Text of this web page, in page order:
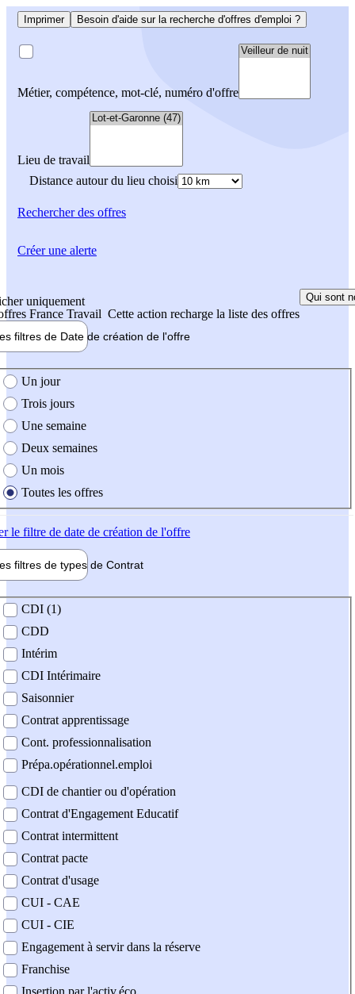
Imprimer Besoin d'aide sur la recherche d'offres d'emploi ?
Métier, compétence, mot-clé, numéro d'offre
Lieu de travail
Distance autour du lieu choisi
Rechercherdes offres
uniquement
France Travail Cette action recharge la liste des offres
Qui sont
filtres de Date de création de l'offre
création de l'offre
Un jour
Trois jours
Une semaine
Deux semaines
Un mois
Toutes les offres
le filtre de date de création de l'offre
filtres de types de Contrat
contrat
CDI (1)
CDD
Intérim
CDI Intérimaire
Saisonnier
Contrat apprentissage
Cont. professionnalisation
Prépa.opérationnel.emploi
CDI de chantier ou d'opération
Contrat d'Engagement Educatif
Contrat intermittent
Contrat pacte
Contrat d'usage
CUI - CAE
CUI - CIE
Engagement à servir dans la réserve
Franchise
Créer une alerte